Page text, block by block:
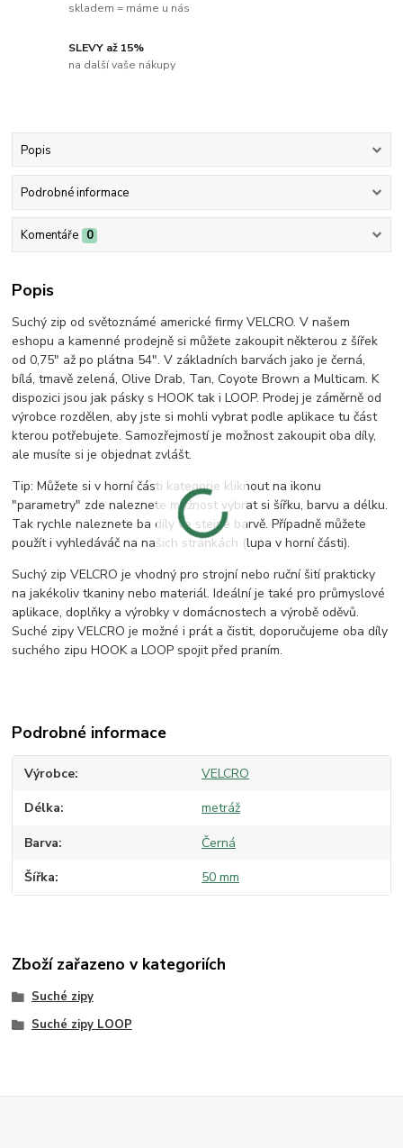
skladem = máme u nás
SLEVY až 15%
na další vaše nákupy
Popis
Podrobné informace
Komentáře 0
Popis
Suchý zip od světoznámé americké firmy VELCRO. V našem
eshopu a kamenné prodejně si můžete zakoupit některou z šířek
od 0,75" až po plátna 54". V základních barvách jako je černá,
bílá, tmavě zelená, Olive Drab, Tan, Coyote Brown a Multicam. K
dispozici jsou jak pásky s HOOK tak i LOOP. Prodej je záměrně od
výrobce rozdělen, aby jste si mohli vybrat podle aplikace tu část
kterou potřebujete. Samozřejmostí je možnost zakoupit oba díly,
ale musíte si je objednat zvlášt.
Tip: Můžete si v horní části kategorie kliknout na ikonu
"parametry" zde naleznete možnost vybrat si šířku, barvu a délku.
Tak rychle naleznete ba díly ve stejné barvě. Případně můžete
použít i vyhledáváč na našich stránkách (lupa v horní části).
Suchý zip VELCRO je vhodný pro strojní nebo ruční šití prakticky
na jakékoliv tkaniny nebo materiál. Ideální je také pro průmyslové
aplikace, doplňky a výrobky v domácnostech a výrobě oděvů.
Suché zipy VELCRO je možné i prát a čistit, doporučujeme oba díly
suchého zipu HOOK a LOOP spojit před praním.
Podrobné informace
Výrobce VELCRO
Délka metráž
Barva Černá
Šířka 50 mm
Zboží zařazeno v kategoriích
Suché zipy
Suché zipy LOOP